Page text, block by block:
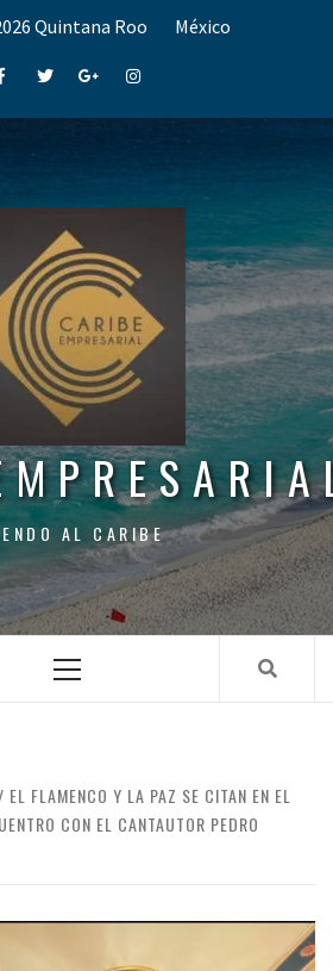
Quintana Roo México
TwitterGoogle+Instagram
AL CARIBE
Menu
EL FLAMENCO Y LA PAZ SE CITAN EN EL
CON EL CANTAUTOR PEDRO